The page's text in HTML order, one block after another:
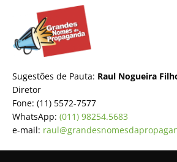
Sugestões de Pauta: Raul Nogueira
Diretor
Fone: (11) 5572-7577
WhatsApp: (011) 98254.5683
e-mail: